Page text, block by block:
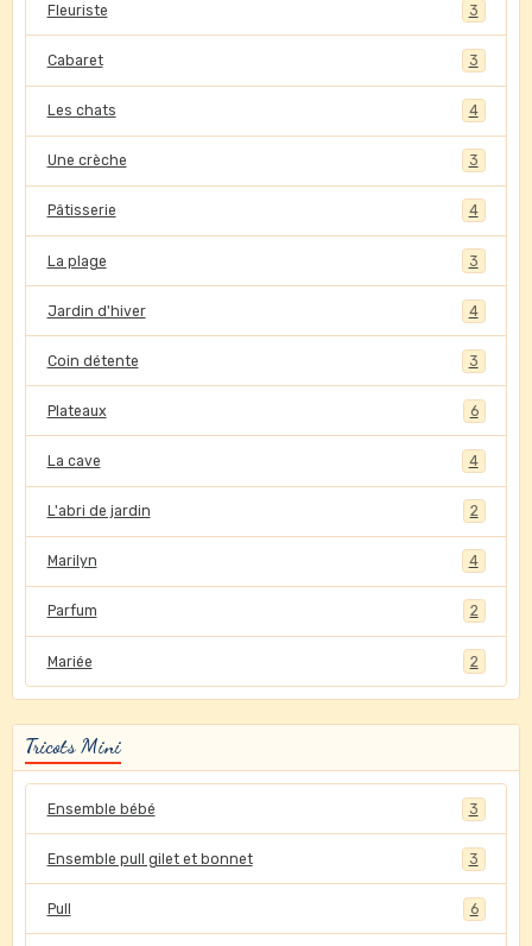
Fleuriste 3
Cabaret 3
Les chats 4
Une crèche 3
Pâtisserie 4
La plage 3
Jardin d'hiver 4
Coin détente 3
Plateaux 6
La cave 4
L'abri de jardin 2
Marilyn 4
Parfum 2
Mariée 2
Tricots Mini
Ensemble bébé 3
Ensemble pull gilet et bonnet 3
Pull 6